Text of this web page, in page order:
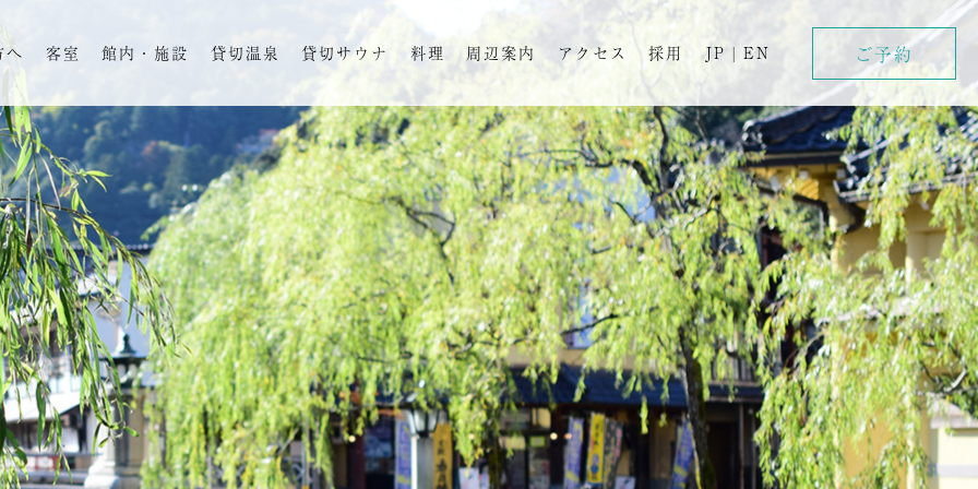
へ 客室 館内・施設 貸切温泉 貸切サウナ 料理 周辺案内 アクセス 採用 JP | EN ご予約